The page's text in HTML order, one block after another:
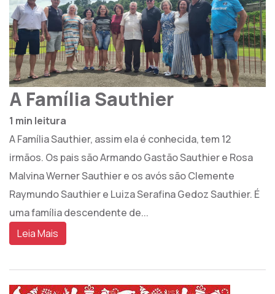
A Família Sauthier
1 min leitura
A Família Sauthier, assim ela é conhecida, tem 12
irmãos. Os pais são Armando Gastão Sauthier e Rosa
Malvina Werner Sauthier e os avós são Clemente
Raymundo Sauthier e Luiza Serafina Gedoz Sauthier. É
uma família descendente de...
Leia Mais